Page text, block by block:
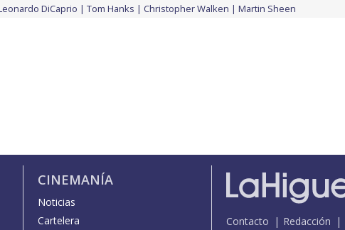
DiCaprio Tom Hanks Christopher Walken Martin Sheen
CINEMANÍA
Noticias
Cartelera
Contacto Redacción